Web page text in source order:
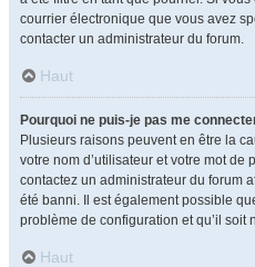
courrier électronique que vous avez
contacter un administrateur du forum.
Haut
Pourquoi ne puis-je pas me
Plusieurs raisons peuvent en être la
votre nom d’utilisateur et votre mot de
contactez un administrateur du forum
été banni. Il est également possible
problème de configuration et qu’il soit
Haut